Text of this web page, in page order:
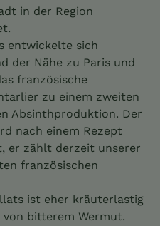
in der Region
entwickelte sich
der Nähe zu Paris und
französische
zu einem zweiten
Absinthproduktion. Der
nach einem Rezept
er zählt derzeit unserer
französischen
ist eher kräuterlastig
bitterem Wermut.